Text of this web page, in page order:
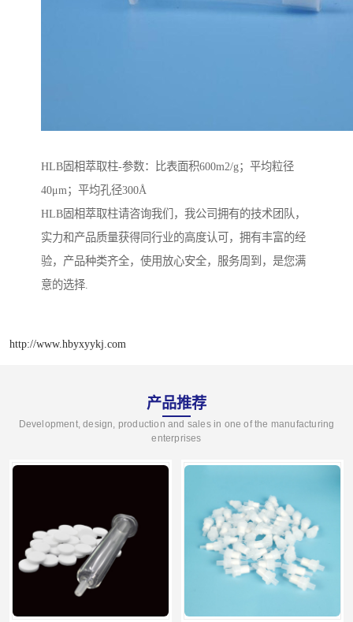
HLB固相萃取柱-参数：比表面积600m2/g；平均粒径
40μm；平均孔径300Å
HLB固相萃取柱请咨询我们，我公司拥有的技术团队，
实力和产品质量获得同行业的高度认可，拥有丰富的经
验，产品种类齐全，使用放心安全，服务周到，是您满
意的选择.
http://www.hbyxyykj.com
产品推荐
Development, design, production and sales in one of the manufacturing
enterprises